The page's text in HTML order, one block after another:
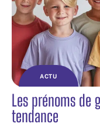
ACTU
Les prénoms de
tendance